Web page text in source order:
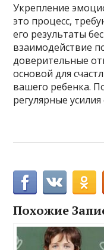
Укрепление
это процесс,
его результаты
взаимодействие
доверительные
основой для
вашего ребенка.
регулярные
Похожие